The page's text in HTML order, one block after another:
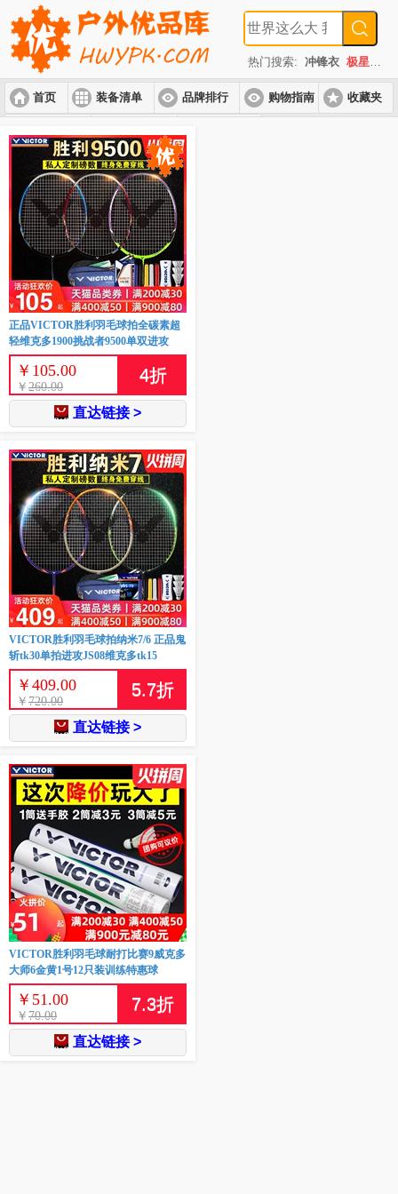
热门搜索: 冲锋衣 极星
首页 装备清单 品牌排行 购物指南 收藏夹
正品VICTOR胜利羽毛球拍全碳素超
轻维克多1900挑战者9500单双进攻
￥ 105.00
￥ 260.00
4折
直达链接 >
VICTOR胜利羽毛球拍纳米7/6 正品鬼
斩tk30单拍进攻JS08维克多tk15
￥ 409.00
￥ 720.00
5.7折
直达链接 >
VICTOR胜利羽毛球耐打比赛9威克多
大师6金黄1号12只装训练特惠球
￥ 51.00
￥ 70.00
7.3折
直达链接 >